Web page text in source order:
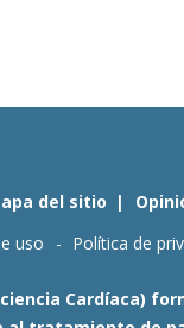
del sitio
uso
Política de
Cardíaca)